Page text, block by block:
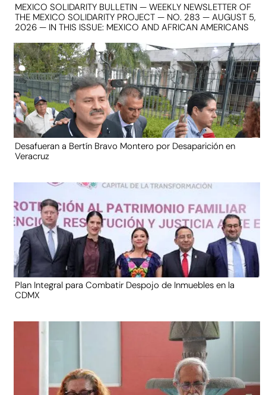
MEXICO SOLIDARITY BULLETIN — WEEKLY NEWSLETTER OF
THE MEXICO SOLIDARITY PROJECT — NO. 283 — AUGUST 5,
2026 — IN THIS ISSUE: MEXICO AND AFRICAN AMERICANS
Desafueran a Bertín Bravo Montero por Desaparición en
Veracruz
Plan Integral para Combatir Despojo de Inmuebles en la
CDMX